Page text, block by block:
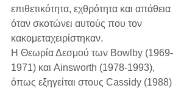
επιθετικότητα, εχθρότητα και απάθεια
όταν σκοτώνει αυτούς που τον
κακομεταχειρίστηκαν.
Η Θεωρία Δεσμού των Bowlby (1969-
1971) και Ainsworth (1978-1993),
όπως εξηγείται στους Cassidy (1988)